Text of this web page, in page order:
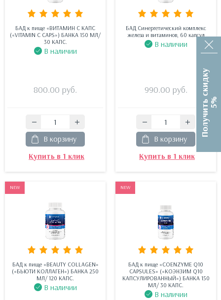
БАД к пище «ВИТАМИН С КАПС
(«VITAMIN C CAPS») БАНКА 150 МЛ/
30 КАПС.
В наличии
800.00 руб.
В корзину
Купить в 1 клик
БАД Синергетический комплекс
железа и витаминов, 60 капсул
В наличии
990.00 руб.
В корзину
Купить в 1 клик
NEW
БАД к пище «BEAUTY COLLAGEN»
(«БЬЮТИ КОЛЛАГЕН») БАНКА 250
МЛ/ 120 КАПС.
В наличии
NEW
БАД к пище «COENZYME Q10
CAPSULES» («КОЭНЗИМ Q10
КАПСУЛИРОВАННЫЙ») БАНКА 150
МЛ/ 30 КАПС.
В наличии
П
о
л
у
ч
и
т
ь
с
к
и
д
к
у
5%